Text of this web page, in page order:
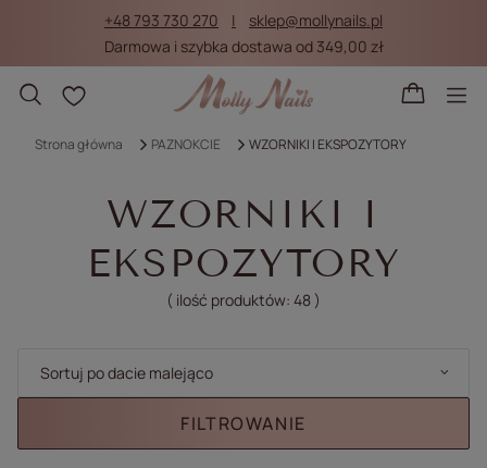
+48 793 730 270
sklep@mollynails.pl
Darmowa i szybka dostawa od 349,00 zł
Listy zakupowe
Strona główna PAZNOKCIE WZORNIKI I EKSPOZYTORY
WZORNIKI I
EKSPOZYTORY
( ilość produktów: 48 )
Zmień sortowanie
Sortuj po dacie malejąco
FILTROWANIE